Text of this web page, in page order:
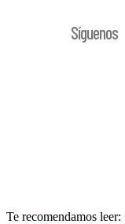
Síguenos
Te recomendamos leer: